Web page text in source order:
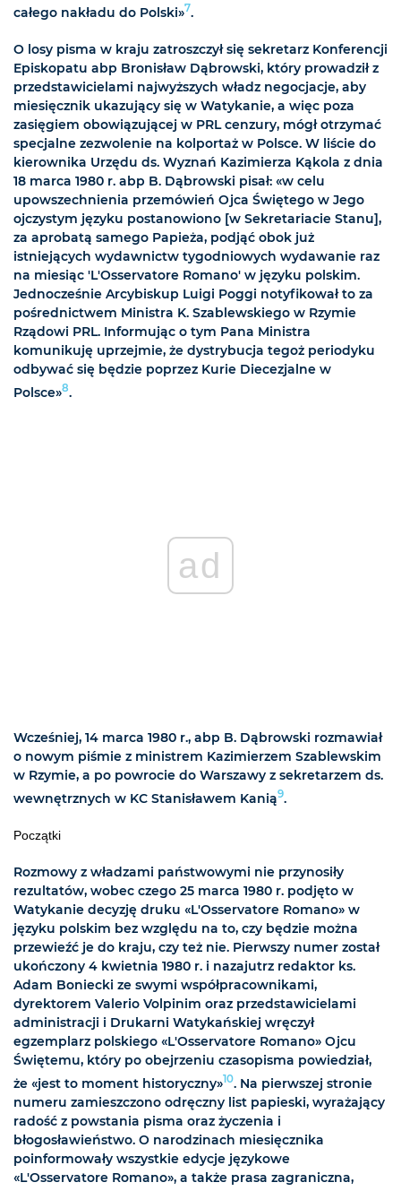
całego nakładu do Polski»7.
O losy pisma w kraju zatroszczył się sekretarz Konferencji
Episkopatu abp Bronisław Dąbrowski, który prowadził z
przedstawicielami najwyższych władz negocjacje, aby
miesięcznik ukazujący się w Watykanie, a więc poza
zasięgiem obowiązującej w PRL cenzury, mógł otrzymać
specjalne zezwolenie na kolportaż w Polsce. W liście do
kierownika Urzędu ds. Wyznań Kazimierza Kąkola z dnia
18 marca 1980 r. abp B. Dąbrowski pisał: «w celu
upowszechnienia przemówień Ojca Świętego w Jego
ojczystym języku postanowiono [w Sekretariacie Stanu],
za aprobatą samego Papieża, podjąć obok już
istniejących wydawnictw tygodniowych wydawanie raz
na miesiąc 'L'Osservatore Romano' w języku polskim.
Jednocześnie Arcybiskup Luigi Poggi notyfikował to za
pośrednictwem Ministra K. Szablewskiego w Rzymie
Rządowi PRL. Informując o tym Pana Ministra
komunikuję uprzejmie, że dystrybucja tegoż periodyku
odbywać się będzie poprzez Kurie Diecezjalne w
Polsce»8.
ad
Wcześniej, 14 marca 1980 r., abp B. Dąbrowski rozmawiał
o nowym piśmie z ministrem Kazimierzem Szablewskim
w Rzymie, a po powrocie do Warszawy z sekretarzem ds.
wewnętrznych w KC Stanisławem Kanią9.
Początki
Rozmowy z władzami państwowymi nie przynosiły
rezultatów, wobec czego 25 marca 1980 r. podjęto w
Watykanie decyzję druku «L'Osservatore Romano» w
języku polskim bez względu na to, czy będzie można
przewieźć je do kraju, czy też nie. Pierwszy numer został
ukończony 4 kwietnia 1980 r. i nazajutrz redaktor ks.
Adam Boniecki ze swymi współpracownikami,
dyrektorem Valerio Volpinim oraz przedstawicielami
administracji i Drukarni Watykańskiej wręczył
egzemplarz polskiego «L'Osservatore Romano» Ojcu
Świętemu, który po obejrzeniu czasopisma powiedział,
że «jest to moment historyczny»10. Na pierwszej stronie
numeru zamieszczono odręczny list papieski, wyrażający
radość z powstania pisma oraz życzenia i
błogosławieństwo. O narodzinach miesięcznika
poinformowały wszystkie edycje językowe
«L'Osservatore Romano», a także prasa zagraniczna,